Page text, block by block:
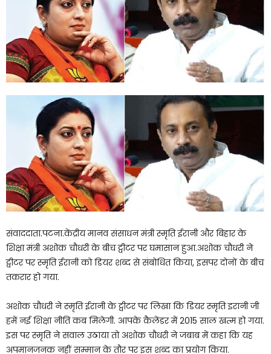
संवाददाता.पटना.केंद्रीय मानव संसाधन मंत्री स्मृति ईरानी और बिहार के
शिक्षा मंत्री अशोक चौधरी के बीच ट्वीटर पर घमासान हुआ.अशोक चौधरी ने
ट्वीटर पर स्मृति ईरानी को डियर शब्द से संबोधित किया, इसपर दोनों के बीच
तकरार हो गया.
अशोक चौधरी ने स्मृति ईरानी के ट्वीटर पर लिखा कि डियर स्मृति इरानी जी
हमें नई शिक्षा नीति कब मिलेगी. आपके कैलेंडर में 2015 साल खत्म हो गया.
इस पर स्मृति ने सवाल उठाया तो अशोक चौधरी ने जबाब में कहा कि यह
अपमानजनक नहीं सम्मान के तौर पर इस शब्द का प्रयोग किया.